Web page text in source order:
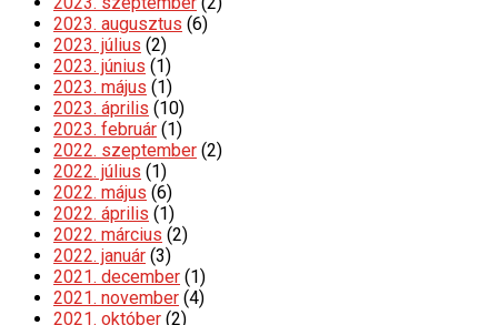
2023. augusztus (6)
2023. július (2)
2023. június (1)
2023. május (1)
2023. április (10)
2023. február (1)
2022. szeptember (2)
2022. július (1)
2022. május (6)
2022. április (1)
2022. március (2)
2022. január (3)
2021. december (1)
2021. november (4)
2021. október (2)